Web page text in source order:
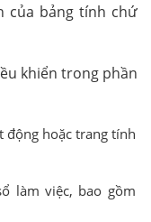
của bảng tính chứ
khiển trong phần
động hoặc trang tính
làm việc, bao gồm